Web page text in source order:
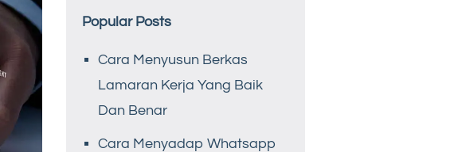
Popular Posts
Cara Menyusun Berkas
Lamaran Kerja Yang Baik
Dan Benar
Cara Menyadap Whatsapp